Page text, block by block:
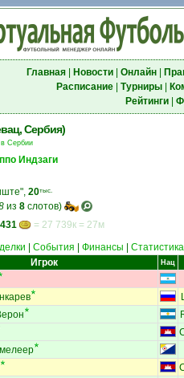
Главная| Новости| Онлайн|
Расписание| Турниры|
Рейтинги|
Сербия)
Сербии
Индзаги
20тыс.
из 8 слотов)
= 27 739к = 27м
События Финансы Статистика
Игрок Нац